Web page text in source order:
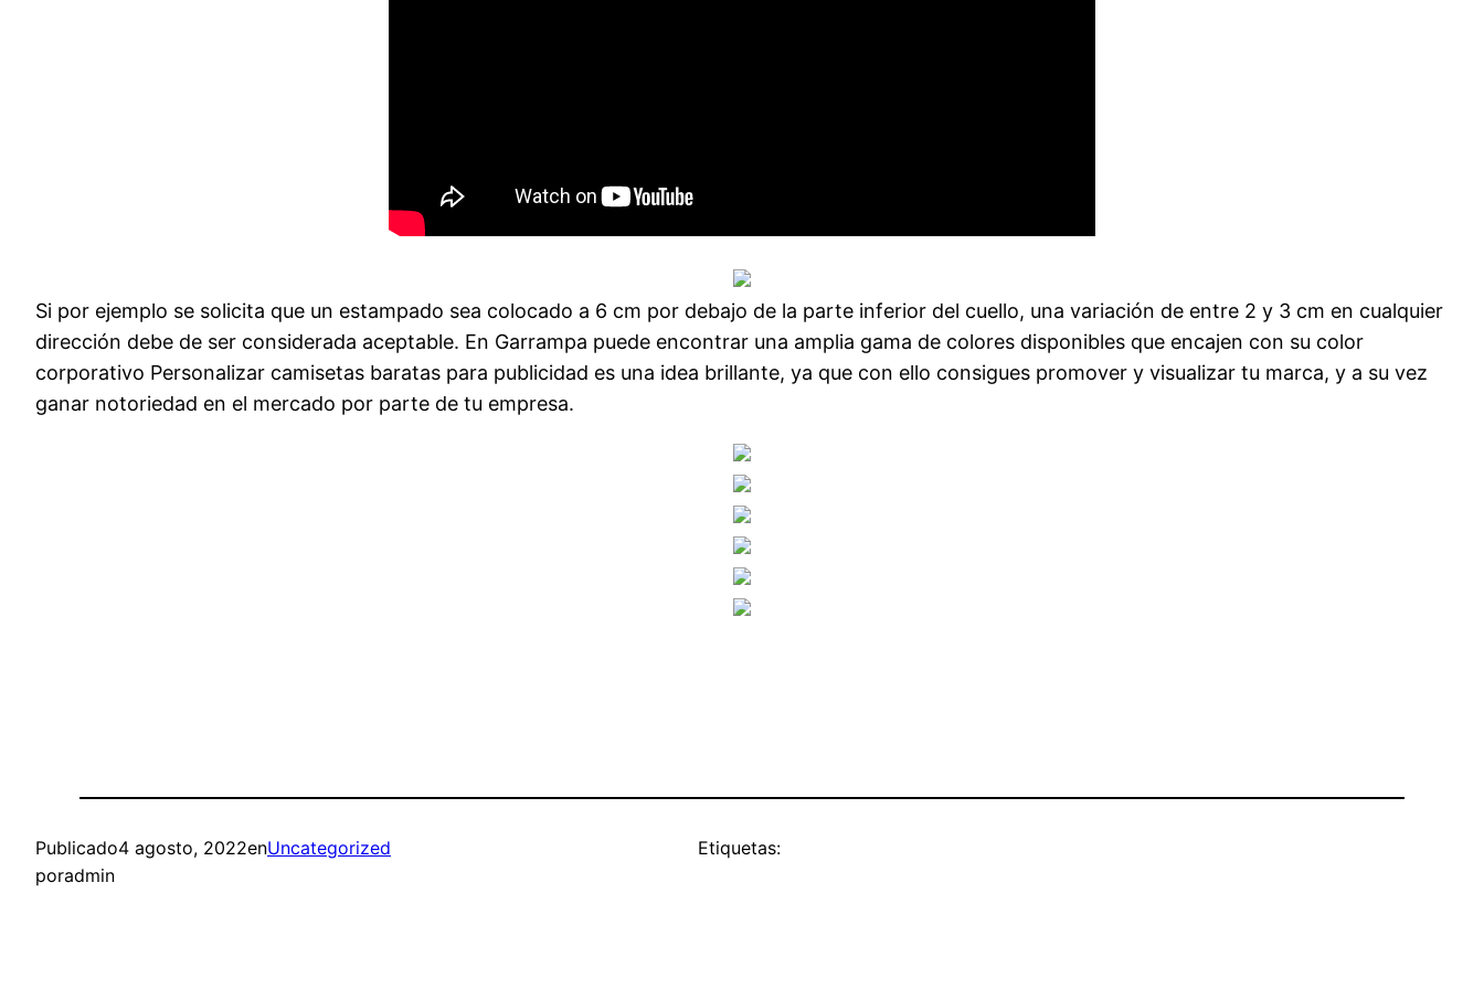
Si por ejemplo se solicita que un estampado sea colocado a 6 cm por debajo de la parte inferior del cuello, una variación de entre 2 y 3 cm en cualquier
dirección debe de ser considerada aceptable. En Garrampa puede encontrar una amplia gama de colores disponibles que encajen con su color
corporativo Personalizar camisetas baratas para publicidad es una idea brillante, ya que con ello consigues promover y visualizar tu marca, y a su vez
ganar notoriedad en el mercado por parte de tu empresa.
Publicado4 agosto, 2022enUncategorized
poradmin
Etiquetas: